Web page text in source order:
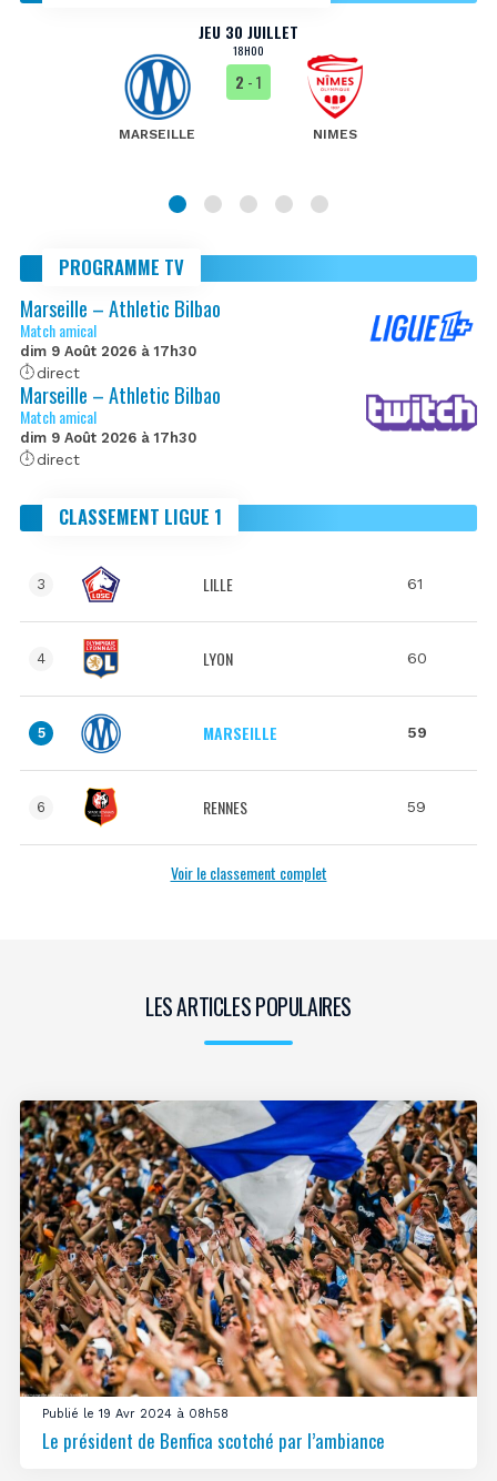
JEU 30 JUILLET
18H00
MARSEILLE
2 - 1
NIMES
PROGRAMME TV
Marseille – Athletic Bilbao
Match amical
dim 9 Août 2026 à 17h30
direct
Marseille – Athletic Bilbao
Match amical
dim 9 Août 2026 à 17h30
direct
CLASSEMENT LIGUE 1
3 LILLE 61
4 LYON 60
5 MARSEILLE 59
6 RENNES 59
Voir le classement complet
LES ARTICLES POPULAIRES
Publié le 19 Avr 2024 à 08h58
Le président de Benfica scotché par l’ambiance